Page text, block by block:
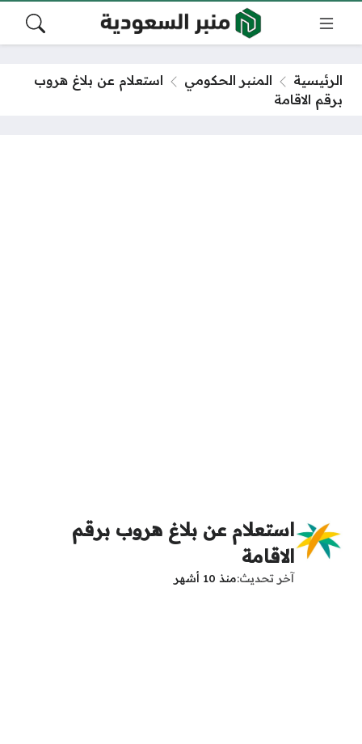
الرئيسية المنبر الحكومي
استعلام عن بلاغ هروب
برقم الاقامة
استعلام عن بلاغ هروب برقم
الاقامة
آخر تحديث منذ 10 أشهر